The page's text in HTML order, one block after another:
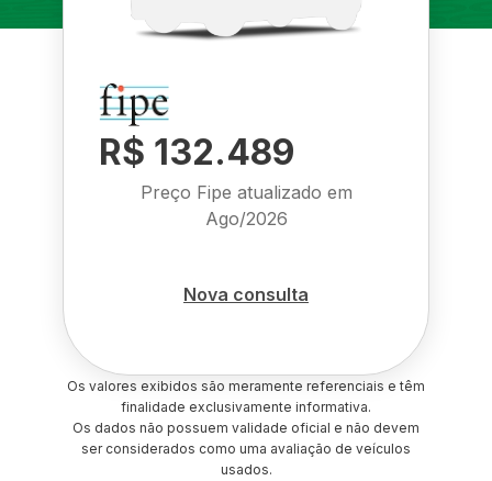
R$ 132.489
Preço Fipe atualizado em
Ago/2026
Nova consulta
Os valores exibidos são meramente referenciais e têm
finalidade exclusivamente informativa.
Os dados não possuem validade oficial e não devem
ser considerados como uma avaliação de veículos
usados.